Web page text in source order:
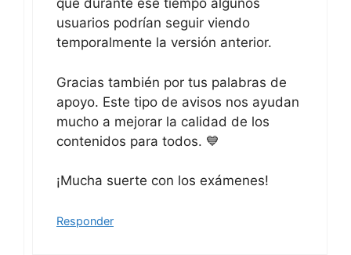
que durante ese tiempo algunos
usuarios podrían seguir viendo
temporalmente la versión anterior.
Gracias también por tus palabras de
apoyo. Este tipo de avisos nos ayudan
mucho a mejorar la calidad de los
contenidos para todos. 💙
¡Mucha suerte con los exámenes!
Responder